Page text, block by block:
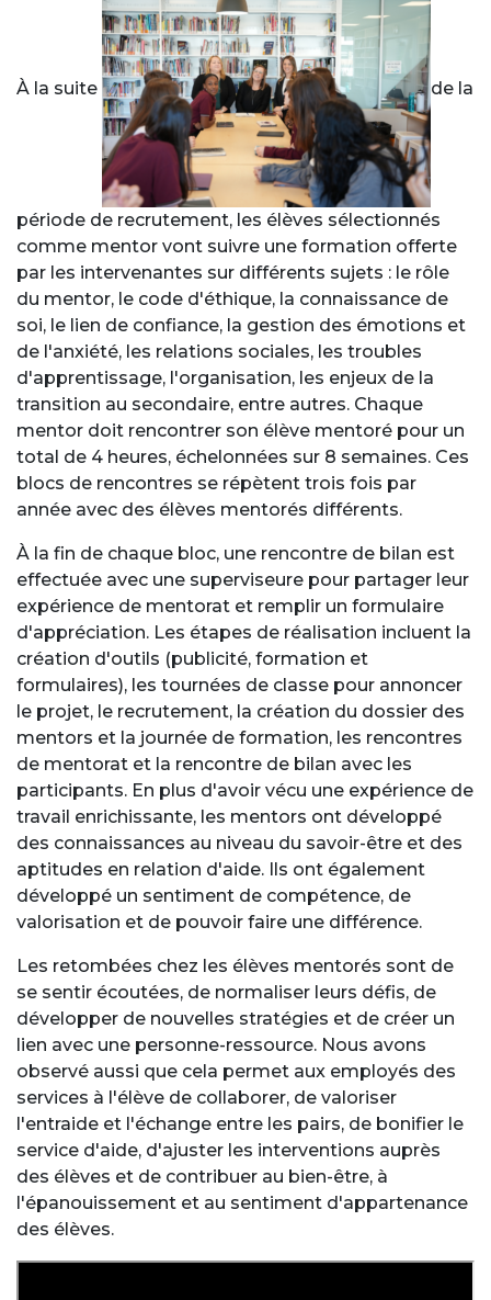
À la suite de la
période de recrutement, les élèves sélectionnés
comme mentor vont suivre une formation offerte
par les intervenantes sur différents sujets : le rôle
du mentor, le code d'éthique, la connaissance de
soi, le lien de confiance, la gestion des émotions et
de l'anxiété, les relations sociales, les troubles
d'apprentissage, l'organisation, les enjeux de la
transition au secondaire, entre autres. Chaque
mentor doit rencontrer son élève mentoré pour un
total de 4 heures, échelonnées sur 8 semaines. Ces
blocs de rencontres se répètent trois fois par
année avec des élèves mentorés différents.
À la fin de chaque bloc, une rencontre de bilan est
effectuée avec une superviseure pour partager leur
expérience de mentorat et remplir un formulaire
d'appréciation. Les étapes de réalisation incluent la
création d'outils (publicité, formation et
formulaires), les tournées de classe pour annoncer
le projet, le recrutement, la création du dossier des
mentors et la journée de formation, les rencontres
de mentorat et la rencontre de bilan avec les
participants. En plus d'avoir vécu une expérience de
travail enrichissante, les mentors ont développé
des connaissances au niveau du savoir-être et des
aptitudes en relation d'aide. Ils ont également
développé un sentiment de compétence, de
valorisation et de pouvoir faire une différence.
Les retombées chez les élèves mentorés sont de
se sentir écoutées, de normaliser leurs défis, de
développer de nouvelles stratégies et de créer un
lien avec une personne-ressource. Nous avons
observé aussi que cela permet aux employés des
services à l'élève de collaborer, de valoriser
l'entraide et l'échange entre les pairs, de bonifier le
service d'aide, d'ajuster les interventions auprès
des élèves et de contribuer au bien-être, à
l'épanouissement et au sentiment d'appartenance
des élèves.